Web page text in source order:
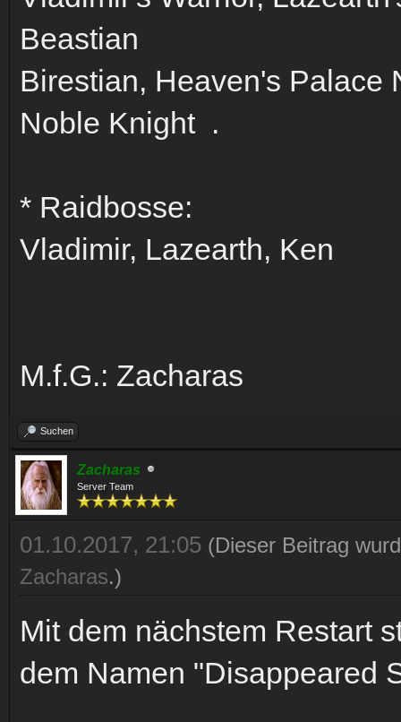
Beastian
Birestian, Heaven's Palace
Noble Knight .
* Raidbosse:
Vladimir, Lazearth, Ken
M.f.G.: Zacharas
Suchen
Zacharas
Server Team
01.10.2017, 21:05 (Dieser Beitrag
Zacharas.)
Mit dem nächstem Restart
dem Namen "Disappeared